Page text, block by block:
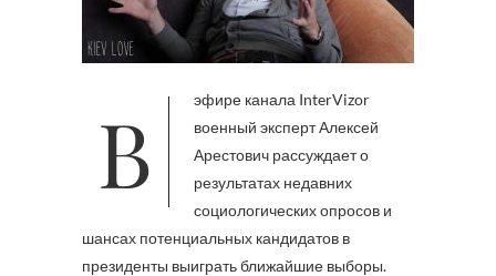
В эфире канала InterVizor
военный эксперт Алексей
Арестович рассуждает о
результатах недавних
социологических опросов и
шансах потенциальных кандидатов в
президенты выиграть ближайшие выборы.